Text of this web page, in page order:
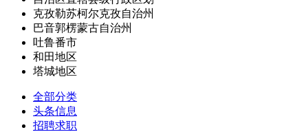
克孜勒苏柯尔克孜自治州
巴音郭楞蒙古自治州
吐鲁番市
和田地区
塔城地区
全部分类
头条信息
招聘求职